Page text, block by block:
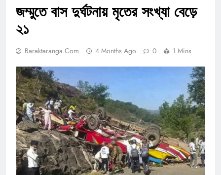
জম্মুতে বাস দুর্ঘটনায় মৃতের সংখ্যা বেড়ে
২১
Baraktaranga.com 4 Months Ago 0 1 Mins